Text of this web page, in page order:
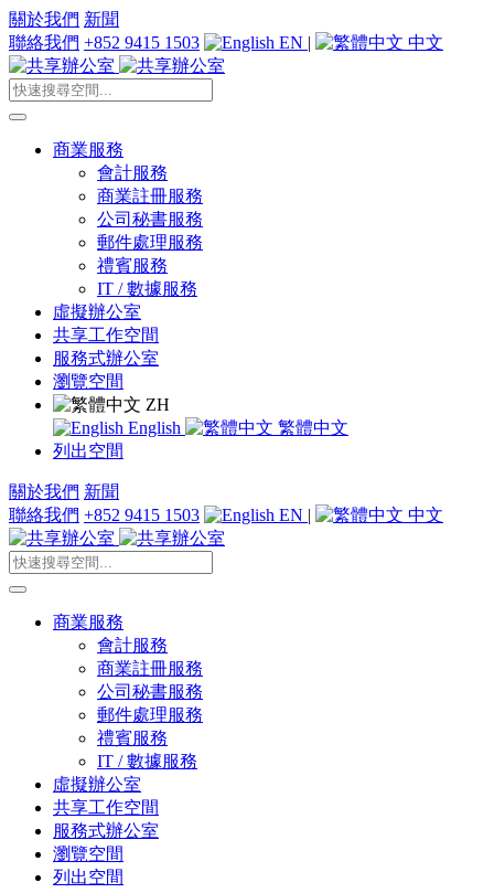
關於我們 新聞
聯絡我們 +852 9415 1503 EN | 中文
商業服務
會計服務
商業註冊服務
公司秘書服務
郵件處理服務
禮賓服務
IT / 數據服務
虛擬辦公室
共享工作空間
服務式辦公室
瀏覽空間
ZH
English
繁體中文
列出空間
關於我們 新聞
聯絡我們 +852 9415 1503 EN | 中文
商業服務
會計服務
商業註冊服務
公司秘書服務
郵件處理服務
禮賓服務
IT / 數據服務
虛擬辦公室
共享工作空間
服務式辦公室
瀏覽空間
列出空間